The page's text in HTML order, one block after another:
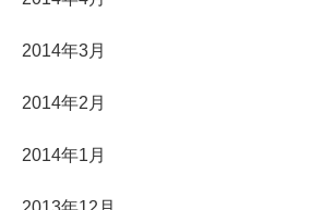
2014年3月
2014年2月
2014年1月